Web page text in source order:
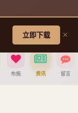
立即下载 ×
布施 资讯 留言